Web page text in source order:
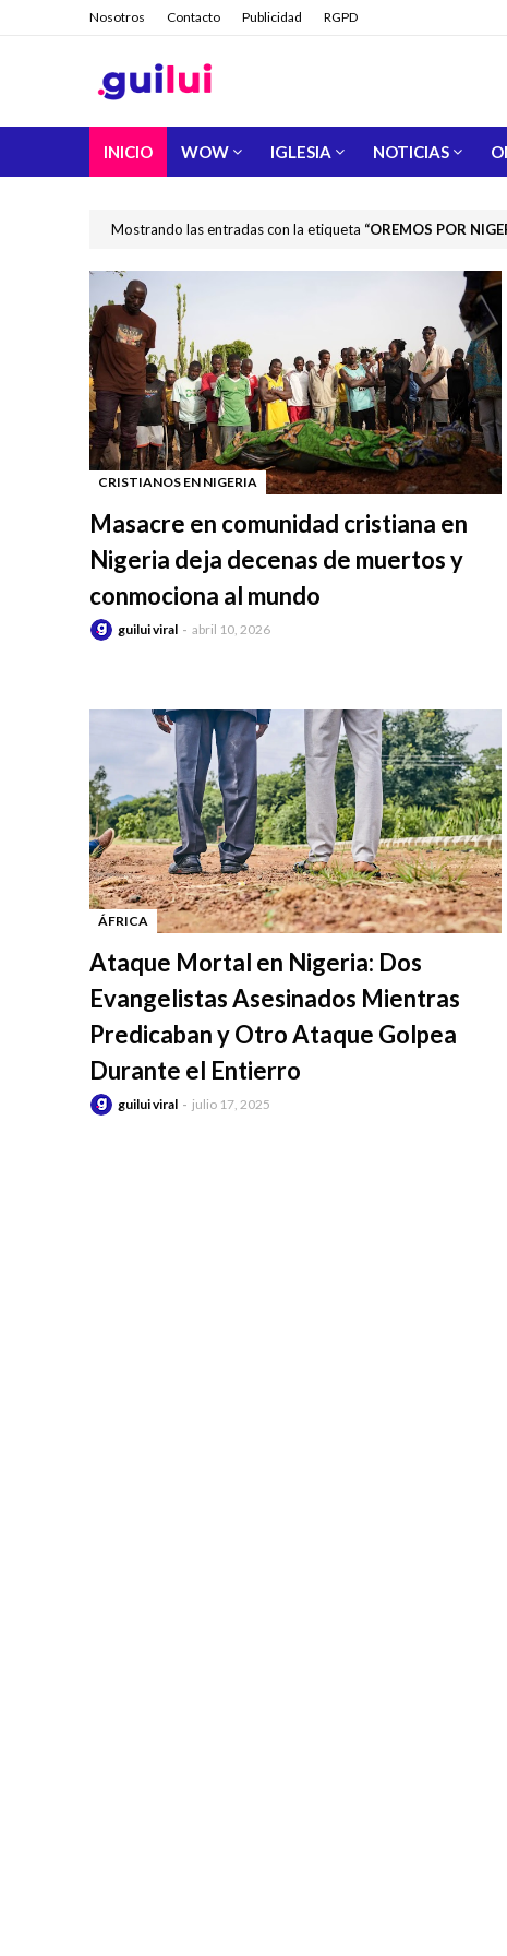
Nosotros Contacto Publicidad RGPD
INICIO WOW IGLESIA NOTICIAS
Mostrando las entradas con la etiqueta OREMOS POR
CRISTIANOS EN NIGERIA
Masacre en comunidad cristiana en
Nigeria deja decenas de muertos y
conmociona al mundo
guilui viral abril 10, 2026
ÁFRICA
Ataque Mortal en Nigeria: Dos
Evangelistas Asesinados Mientras
Predicaban y Otro Ataque Golpea
Durante el Entierro
guilui viral julio 17, 2025